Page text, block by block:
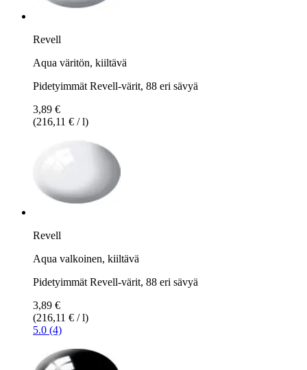
Revell
Aqua väritön, kiiltävä
Pidetyimmät Revell-värit, 88 eri sävyä
3,89 €
(216,11 € / l)
Revell
Aqua valkoinen, kiiltävä
Pidetyimmät Revell-värit, 88 eri sävyä
3,89 €
(216,11 € / l)
5.0 (4)